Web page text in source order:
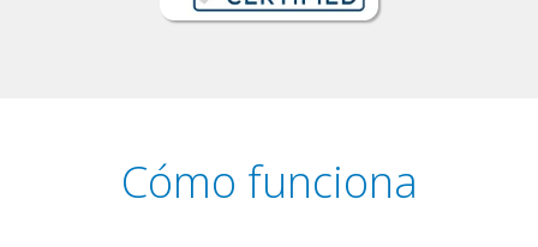
Cómo funciona